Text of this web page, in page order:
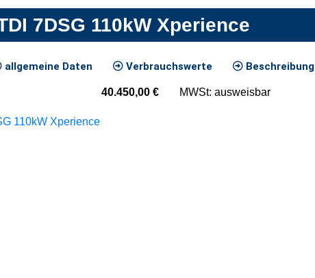
7DSG 110kW Xperience
allgemeine Daten Verbrauchswerte Beschreibung
40.450,00 € MWSt: ausweisbar